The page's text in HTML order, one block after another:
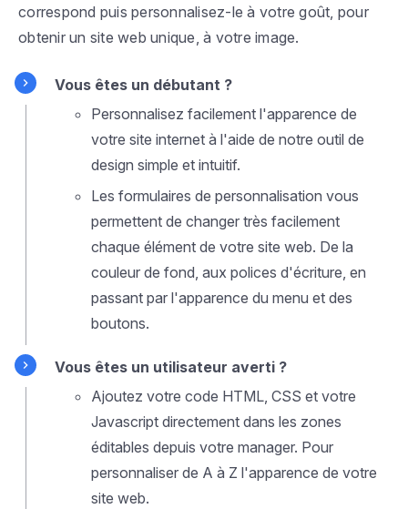
correspond puis personnalisez-le à votre goût, pour
obtenir un site web unique, à votre image.
Vous êtes un débutant ?
Personnalisez facilement l'apparence de
votre site internet à l'aide de notre outil de
design simple et intuitif.
Les formulaires de personnalisation vous
permettent de changer très facilement
chaque élément de votre site web. De la
couleur de fond, aux polices d'écriture, en
passant par l'apparence du menu et des
boutons.
Vous êtes un utilisateur averti ?
Ajoutez votre code HTML, CSS et votre
Javascript directement dans les zones
éditables depuis votre manager. Pour
personnaliser de A à Z l'apparence de votre
site web.